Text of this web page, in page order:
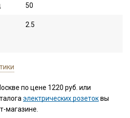
50
2.5
по цене 1220 руб. или
электрических розетоквы
магазине.